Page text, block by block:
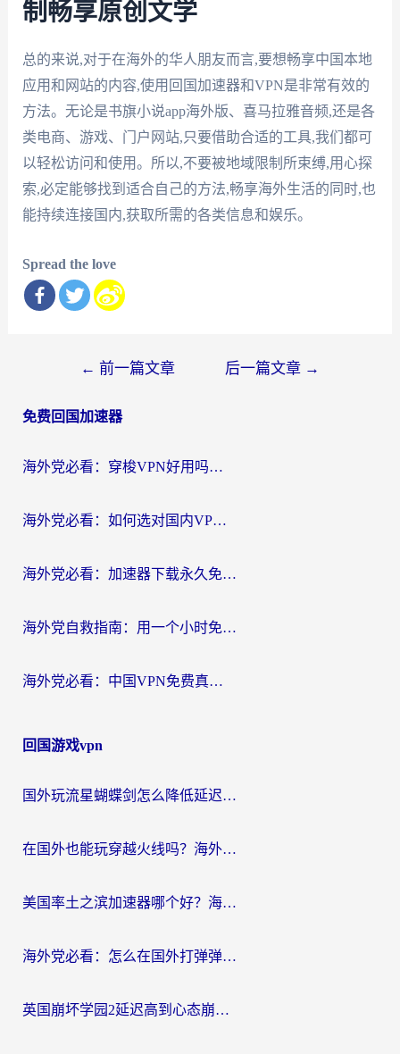
制畅享原创文学
总的来说,对于在海外的华人朋友而言,要想畅享中国本地
应用和网站的内容,使用回国加速器和VPN是非常有效的
方法。无论是书旗小说app海外版、喜马拉雅音频,还是各
类电商、游戏、门户网站,只要借助合适的工具,我们都可
以轻松访问和使用。所以,不要被地域限制所束缚,用心探
索,必定能够找到适合自己的方法,畅享海外生活的同时,也
能持续连接国内,获取所需的各类信息和娱乐。
Spread the love
导
← 前一篇文章 后一篇文章 →
免费回国加速器
海外党必看：穿梭VPN好用吗？和云帆VPN对比哪个回国效果更好？附真实测评+避坑指南
海外党必看：如何选对国内VPN，实现无缝访问国内资源？
海外党必看：加速器下载永久免费版真的存在吗？教你无缝访问国内资源的正确姿势
海外党自救指南：用一个小时免费加速器，轻松打破国内资源访问壁垒？
海外党必看：中国VPN免费真的靠谱吗？手把手教你选对回国加速器
回国游戏vpn
国外玩流星蝴蝶剑怎么降低延迟？海外党必看的加速秘籍（含欧洲鸣潮&彩虹岛优化攻略）
在国外也能玩穿越火线吗？海外玩家国服游戏畅玩终极指南
美国率土之滨加速器哪个好？海外党国服游戏畅玩终极指南（附多游戏解决方案）
海外党必看：怎么在国外打弹弹堂不卡？番茄加速器亲测指南
英国崩坏学园2延迟高到心态崩？海外党国服游戏加速终极指南